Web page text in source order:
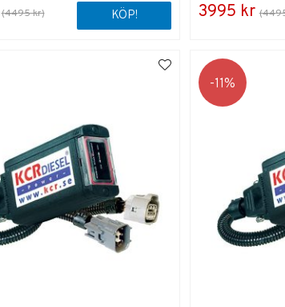
(4495 kr) KÖP! 3995 kr
11